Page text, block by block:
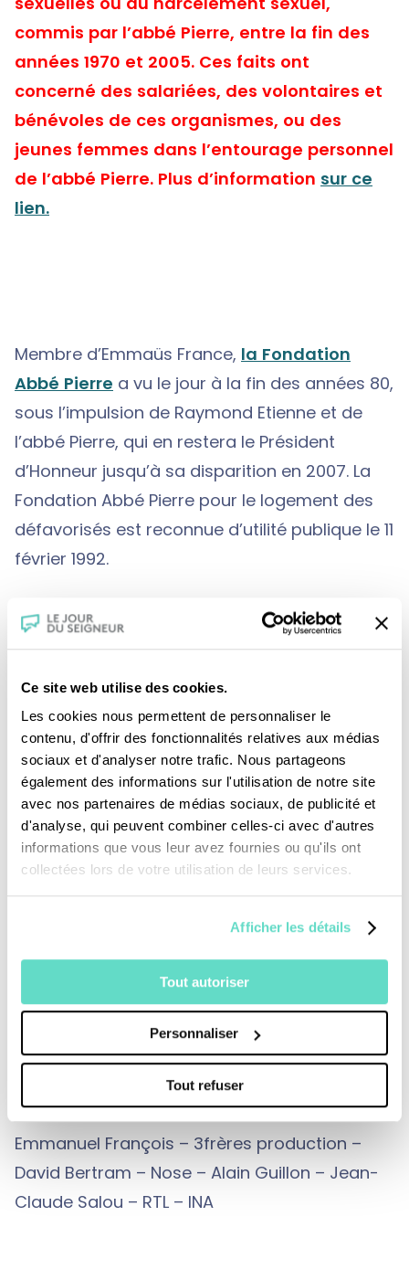
Ce site web utilise des cookies.
Les cookies nous permettent de personnaliser le
contenu, d'offrir des fonctionnalités relatives aux médias
sociaux et d'analyser notre trafic. Nous partageons
également des informations sur l'utilisation de notre site
avec nos partenaires de médias sociaux, de publicité et
d'analyse, qui peuvent combiner celles-ci avec d'autres
informations que vous leur avez fournies ou qu'ils ont
collectées lors de votre utilisation de leurs services.
Afficher les détails
Tout autoriser
Personnaliser
Tout refuser
commis par l’abbé Pierre, entre la fin des
années 1970 et 2005. Ces faits ont
concerné des salariées, des volontaires et
bénévoles de ces organismes, ou des
jeunes femmes dans l’entourage personnel
de l’abbé Pierre. Plus d’information sur ce
lien.
Membre d’Emmaüs France, la Fondation
Abbé Pierre a vu le jour à la fin des années 80,
sous l’impulsion de Raymond Etienne et de
l’abbé Pierre, qui en restera le Président
d’Honneur jusqu’à sa disparition en 2007. La
Fondation Abbé Pierre pour le logement des
défavorisés est reconnue d’utilité publique le 11
février 1992.
Pour la Fondation, avoir un toit est un besoin
et l’emploi. Elle s’est donc fixée pour objectif
d’agir « pour que les plus défavorisés trouvent
à se loger dignement et durablement, quels
que soient le montant de leurs ressources et
leur situation sociale ».
Au total, la Fondation compte 129 Salariés et
budget en 2009 était de 36,8 millions d’Euros,
dont 87,2% issus de la générosité publique.
Une production :CFRT – Le Jour du Seigneur
Crédits :BDDP et Fils – Jérôme de Gerlache –
Emmanuel François – 3frères production –
David Bertram – Nose – Alain Guillon – Jean-
Claude Salou – RTL – INA